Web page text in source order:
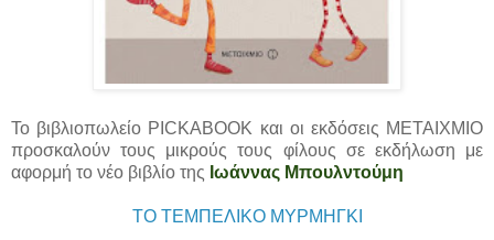
Το βιβλιοπωλείο PICKABOOK και οι εκδόσεις ΜΕΤΑΙΧΜΙΟ
προσκαλούν τους μικρούς τους φίλους σε εκδήλωση με
αφορμή το νέο βιβλίο της Ιωάννας Μπουλντούμη
ΤΟ ΤΕΜΠΕΛΙΚΟ ΜΥΡΜΗΓΚΙ